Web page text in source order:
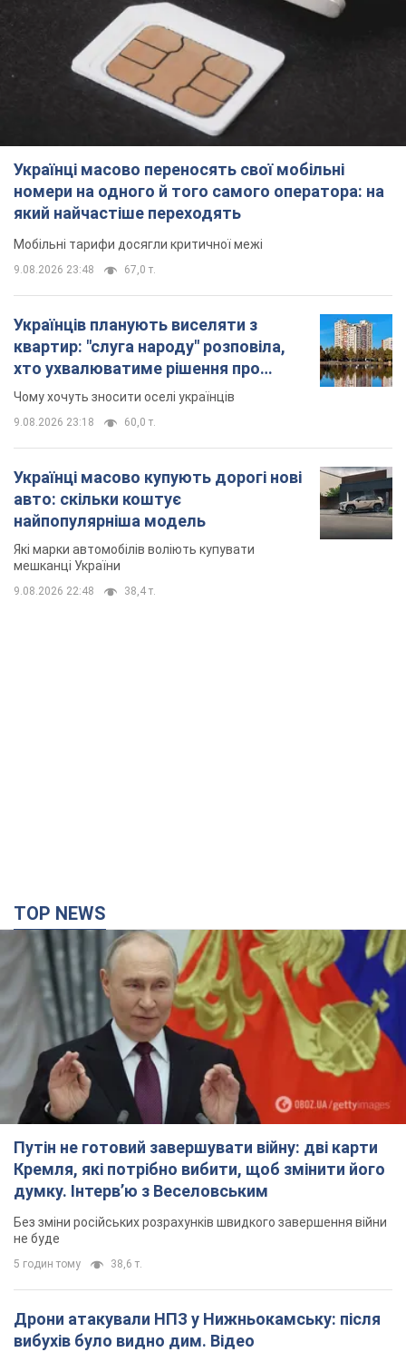
номери на одного й того самого оператора: на
який найчастіше переходять
Мобільні тарифи досягли критичної межі
67,0 т.
Українців планують виселяти з
квартир: "слуга народу" розповіла,
хто ухвалюватиме рішення про
знесення будинків
Чому хочуть зносити оселі українців
9.08.2026 23:18 60,0 т.
Українці масово купують дорогі нові
авто: скільки коштує
найпопулярніша модель
Які марки автомобілів воліють купувати
Путін не готовий завершувати війну: дві карти
Кремля, які потрібно вибити, щоб змінити його
думку. Інтерв’ю з Веселовським
Без зміни російських розрахунків швидкого завершення війни
не буде
5 годин тому 38,6 т.
Дрони атакували НПЗ у Нижньокамську: після
вибухів було видно дим. Відео
Місцеві активно публікували фото та відео
4 години тому
Україна готує Чорнобиль до чергової спроби
вторгнення з боку Росії – медіа
Журналісти розповіли, що відбувається в зоні
7 годин тому 18,6 т.